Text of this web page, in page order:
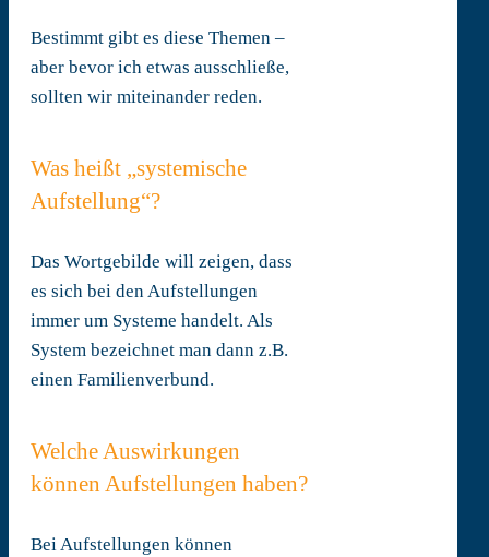
Bestimmt gibt es diese Themen –
aber bevor ich etwas ausschließe,
sollten wir miteinander reden.
Was heißt „systemische
Aufstellung“?
Das Wortgebilde will zeigen, dass
es sich bei den Aufstellungen
immer um Systeme handelt. Als
System bezeichnet man dann z.B.
einen Familienverbund.
Welche Auswirkungen
können Aufstellungen haben?
Bei Aufstellungen können